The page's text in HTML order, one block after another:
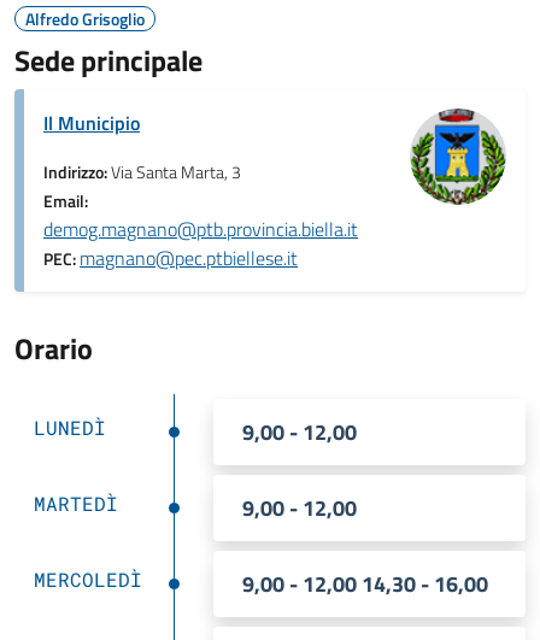
Alfredo Grisoglio
Sede principale
Il Municipio
Indirizzo:Via Santa Marta, 3
Email:
demog.magnano@ptb.provincia.biella.it
PEC:magnano@pec.ptbiellese.it
Orario
LUNEDÌ 9,00 - 12,00
MARTEDÌ 9,00 - 12,00
MERCOLEDÌ 9,00 - 12,00 14,30 - 16,00